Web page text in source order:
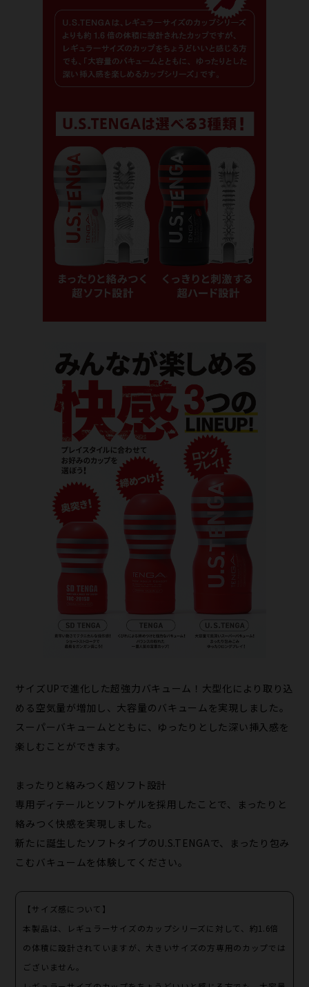
サイズUPで進化した超強力バキューム！大型化により取り込
める空気量が増加し、大容量のバキュームを実現しました。
スーパーバキュームとともに、ゆったりとした深い挿入感を
楽しむことができます。
まったりと絡みつく超ソフト設計
専用ディテールとソフトゲルを採用したことで、まったりと
絡みつく快感を実現しました。
新たに誕生したソフトタイプのU.S.TENGAで、まったり包み
こむバキュームを体験してください。
【サイズ感について】
本製品は、レギュラーサイズのカップシリーズに対して、約1.6倍
の体積に設計されていますが、大きいサイズの方専用のカップでは
ございません。